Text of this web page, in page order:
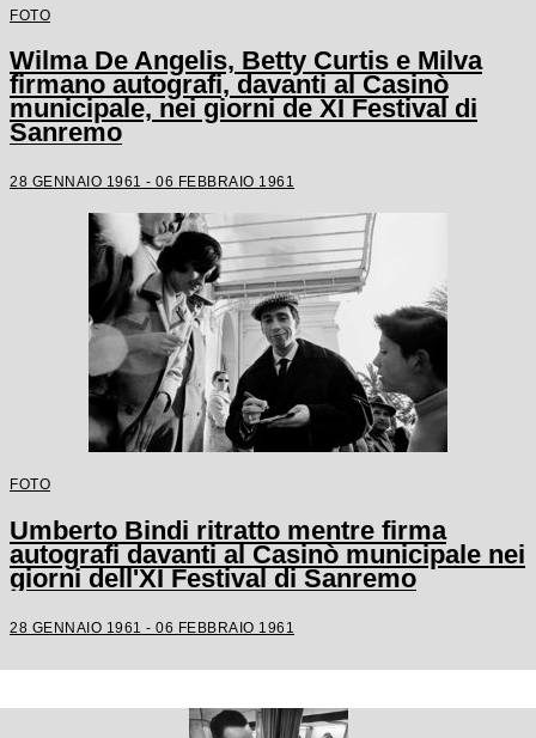
FOTO
Wilma De Angelis, Betty Curtis e Milva
firmano autografi, davanti al Casinò
municipale, nei giorni de XI Festival di
Sanremo
28 GENNAIO 1961 - 06 FEBBRAIO 1961
FOTO
Umberto Bindi ritratto mentre firma
autografi davanti al Casinò municipale nei
giorni dell'XI Festival di Sanremo
28 GENNAIO 1961 - 06 FEBBRAIO 1961